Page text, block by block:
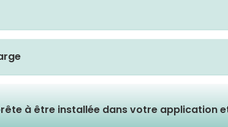
à être installée dans votre application